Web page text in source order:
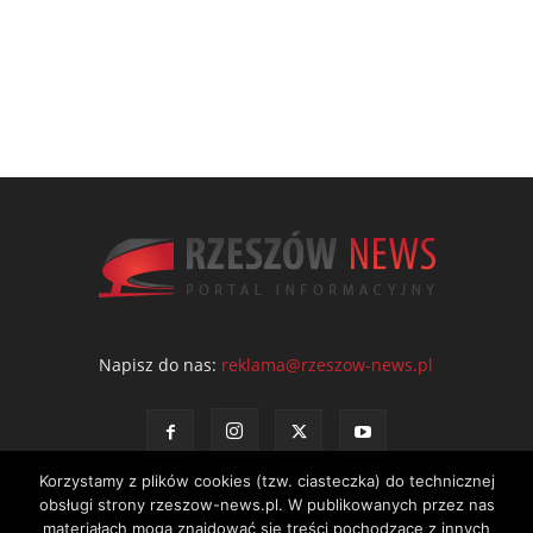
Napisz do nas: reklama@rzeszow-news.pl
Korzystamy z plików cookies (tzw. ciasteczka) do technicznej
obsługi strony rzeszow-news.pl. W publikowanych przez nas
materiałach mogą znajdować się treści pochodzące z innych